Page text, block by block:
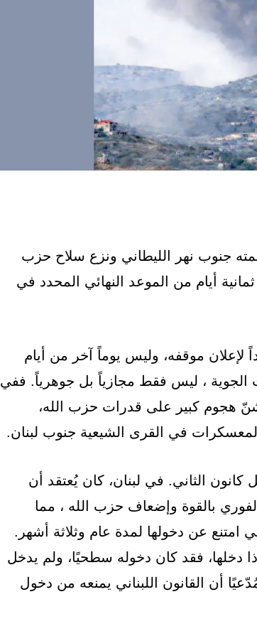
جنوب نهر الليطاني ونزع سلاح حزب
أيام من الموعد النهائي المحدد في
لإعلان موقفه، وليس يوماً آخر من أيام
الجوية ، ليس فقط مجازياً بل جوهرياً. ففي
شنّ هجوم كبير على قدرات حزب الله،
في القرى الشيعية جنوب لبنان.
الثاني. في لبنان، كان يُعتقد أن
بالقوة وإضعاف حزب الله ، مما
امتنع عن دخولها لمدة عام وثلاثة أشهر.
دخلها، فقد كان دخوله سطحيًا، ولم يدخل
أن القانون اللبناني يمنعه من دخول